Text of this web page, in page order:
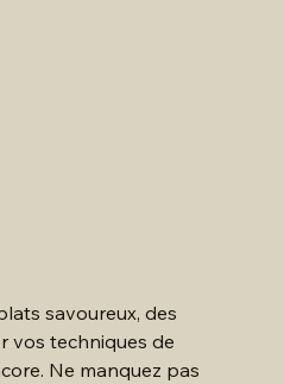
savoureux, des
vos techniques de
Ne manquez pas